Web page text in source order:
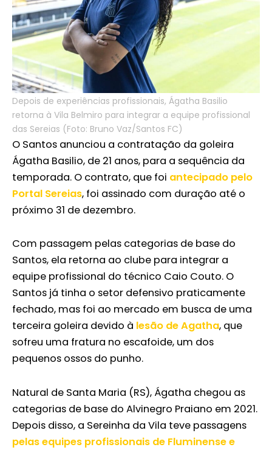
Depois de experiências profissionais, Ágatha Basilio
retorna à Vila Belmiro para integrar a equipe profissional
das Sereias (Foto: Bruno Vaz/Santos FC)
O Santos anunciou a contratação da goleira
Ágatha Basilio, de 21 anos, para a sequência da
temporada. O contrato, que foi antecipado pelo
Portal Sereias, foi assinado com duração até o
próximo 31 de dezembro.
Com passagem pelas categorias de base do
Santos, ela retorna ao clube para integrar a
equipe profissional do técnico Caio Couto. O
Santos já tinha o setor defensivo praticamente
fechado, mas foi ao mercado em busca de uma
terceira goleira devido à lesão de Agatha, que
sofreu uma fratura no escafoide, um dos
pequenos ossos do punho.
Natural de Santa Maria (RS), Ágatha chegou as
categorias de base do Alvinegro Praiano em 2021.
Depois disso, a Sereinha da Vila teve passagens
pelas equipes profissionais de Fluminense e